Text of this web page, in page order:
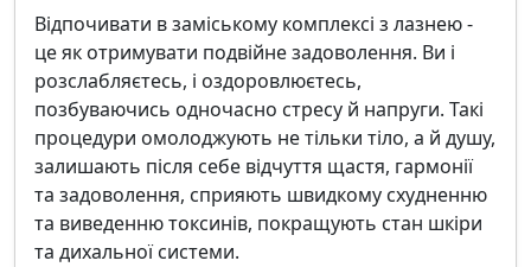
Відпочивати в заміському комплексі з лазнею -
це як отримувати подвійне задоволення. Ви і
розслабляєтесь, і оздоровлюєтесь,
позбуваючись одночасно стресу й напруги. Такі
процедури омолоджують не тільки тіло, а й душу,
залишають після себе відчуття щастя, гармонії
та задоволення, сприяють швидкому схудненню
та виведенню токсинів, покращують стан шкіри
та дихальної системи.